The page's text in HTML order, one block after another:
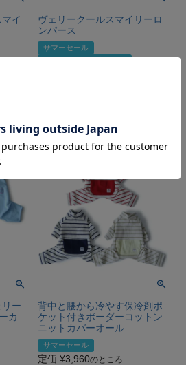
イ
ヴェリークールスマイリーロ
ンパース
サマーセール
カートに入れる
リー
カ
背中と腰から冷やす保冷剤ポ
ケット付きボーダーコットン
ニットカバーオール
サマーセール
定価 ¥3,960のところ